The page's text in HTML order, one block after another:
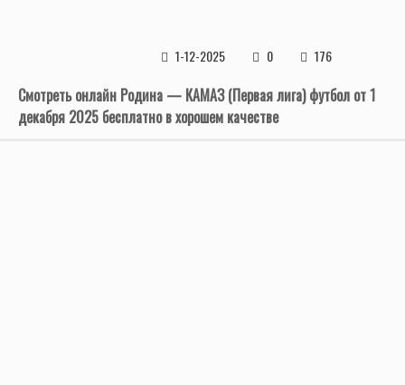
1-12-2025 0 176
Смотреть онлайн Родина — КАМАЗ (Первая лига) футбол от 1
декабря 2025 бесплатно в хорошем качестве